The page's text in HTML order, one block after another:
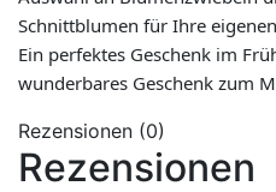
Schnittblumen für Ihre
Ein perfektes Geschenk im
wunderbares Geschenk zum
Rezensionen (0)
Rezensionen